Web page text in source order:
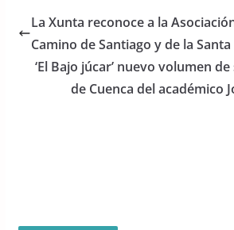
e
b
o
o
er s
A
p
p
La Xunta reconoce a la
Camino de Santiago y de la Santa
‘El Bajo júcar’ nuevo volumen
de Cuenca del académico